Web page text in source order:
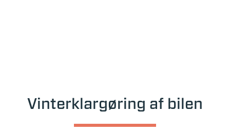
Vinterklargøring af bilen